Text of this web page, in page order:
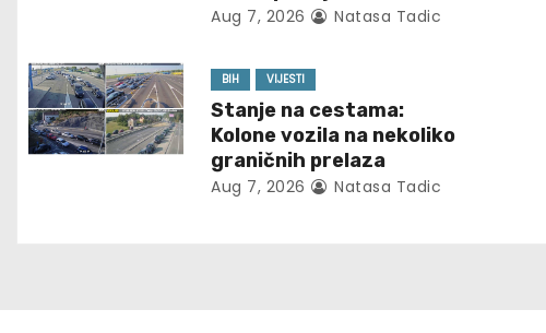
a
t
Aug 7, 2026 Natasa Tadic
BIH VIJESTI
Stanje na cestama:
Kolone vozila na nekoliko
graničnih prelaza
Aug 7, 2026 Natasa Tadic